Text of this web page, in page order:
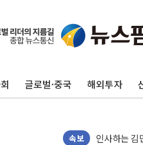
글로벌·중국 해외투자
속보
포항시 재
[종합] 김민
인천 합동연
인사하는 김